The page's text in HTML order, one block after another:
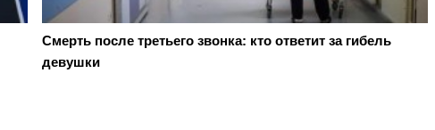
Смерть после третьего звонка: кто ответит за гибель
девушки